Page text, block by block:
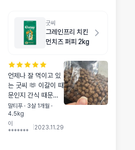
굿씨
그레인프리 치킨
먼치즈 퍼피 2kg
언제나 잘 먹이고 있
는 굿씨 🫶 이갈이 때
문인지 간식 때문인
지 처음보단 엄청 좋
아하진 않지만 한번
맛보여주면 곧잘 먹
말티푸 · 3살 1개월 ·
4.5kg
이
*******
2023.11.29